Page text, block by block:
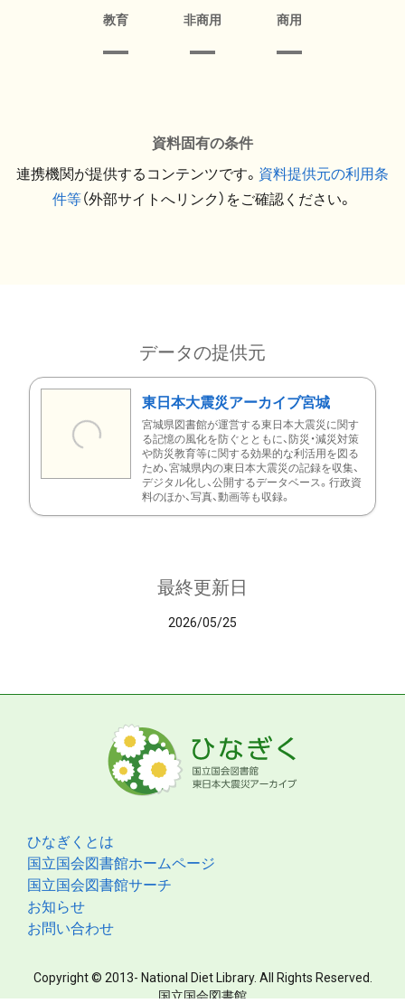
教育 非商用 商用
資料固有の条件
連携機関が提供するコンテンツです。 資料提供元の利用条
件等（外部サイトへリンク）をご確認ください。
データの提供元
東日本大震災アーカイブ宮城
宮城県図書館が運営する東日本大震災に関す
る記憶の風化を防ぐとともに、防災・減災対策
や防災教育等に関する効果的な利活用を図る
ため、宮城県内の東日本大震災の記録を収集、
デジタル化し、公開するデータベース。行政資
料のほか、写真、動画等も収録。
最終更新日
2026/05/25
ひなぎくとは
国立国会図書館ホームページ
国立国会図書館サーチ
お知らせ
お問い合わせ
Copyright © 2013- National Diet Library. All Rights Reserved.